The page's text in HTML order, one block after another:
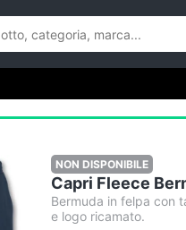
NON DISPONIBILE
Capri Fleece
Bermuda in felpa con
e logo ricamato.